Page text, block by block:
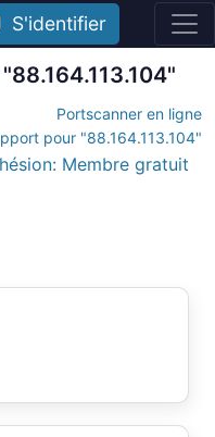
S'identifier
Portscanner en ligne
pour "88.164.113.104"
Membre gratuit